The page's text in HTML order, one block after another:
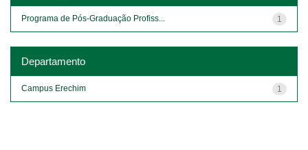
1
Programa de Pós-Graduação Profiss...
Departamento
1
Campus Erechim